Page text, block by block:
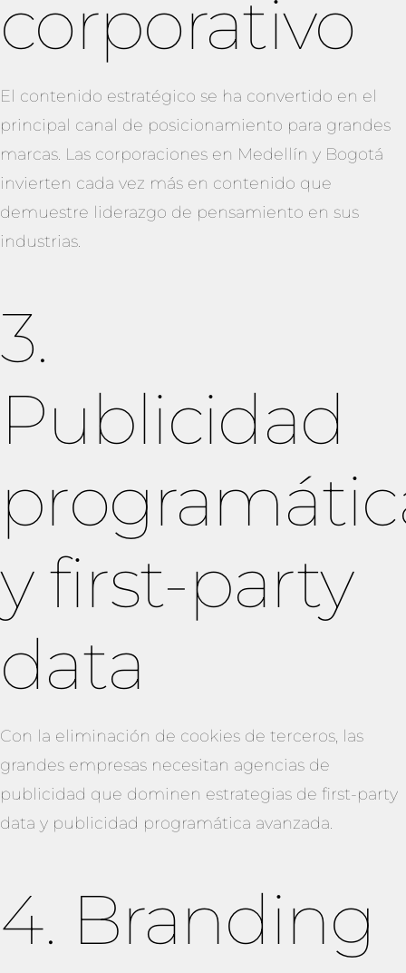
corporativo
El contenido estratégico se ha convertido en el
principal canal de posicionamiento para grandes
marcas. Las corporaciones en Medellín y Bogotá
invierten cada vez más en contenido que
demuestre liderazgo de pensamiento en sus
industrias.
3.
Publicidad
y first-party
data
Con la eliminación de cookies de terceros, las
grandes empresas necesitan agencias de
publicidad que dominen estrategias de first-party
data y publicidad programática avanzada.
4. Branding